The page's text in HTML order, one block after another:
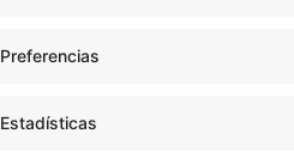
Preferencias
Estadísticas